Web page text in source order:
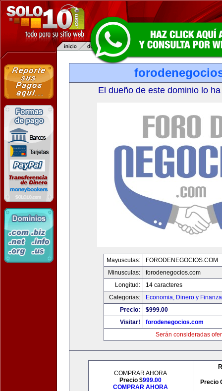
El dueño de este dominio lo
Mayusculas:
FORODENEGOCIOS.COM
Minusculas:
forodenegocios.com
Longitud:
14 caracteres
Categorias:
Economia, Dinero y
Precio:
$999.00
Visitar!
forodenegocios.com
Serán consideradas
COMPRAR AHORA
Precio $999.00
COMPRAR AHORA
Precio